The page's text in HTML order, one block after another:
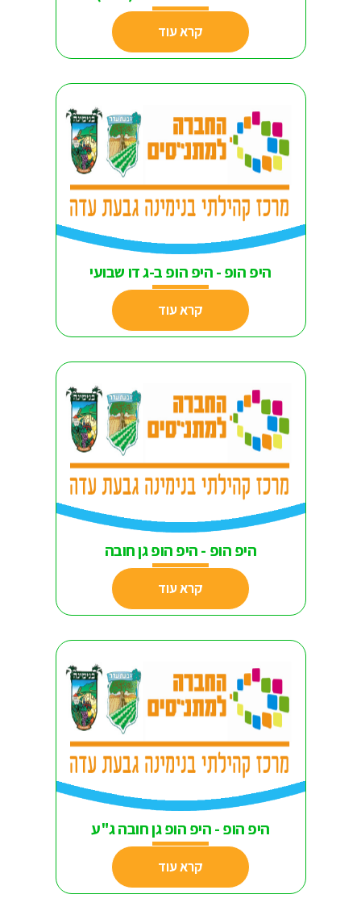
קרא עוד
היפ הופ - היפ הופ ב-ג דו שבועי
קרא עוד
היפ הופ - היפ הופ גן חובה
קרא עוד
היפ הופ - היפ הופ גן חובה ג"ע
קרא עוד